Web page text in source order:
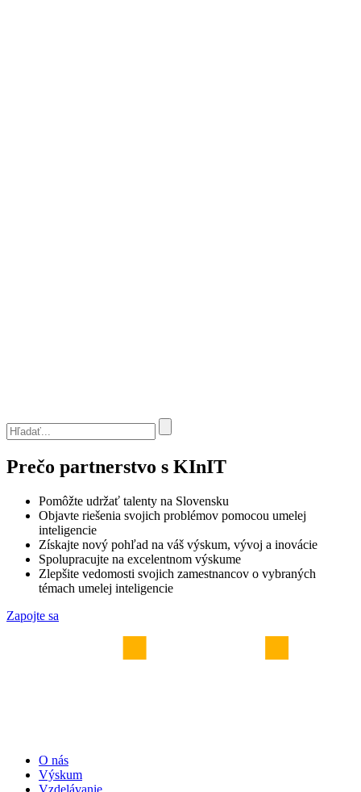
Prečo partnerstvo s KInIT
Pomôžte udržať talenty na Slovensku
Objavte riešenia svojich problémov pomocou umelej
inteligencie
Získajte nový pohľad na váš výskum, vývoj a inovácie
Spolupracujte na excelentnom výskume
Zlepšite vedomosti svojich zamestnancov o vybraných
témach umelej inteligencie
Zapojte sa
O nás
Výskum
Vzdelávanie